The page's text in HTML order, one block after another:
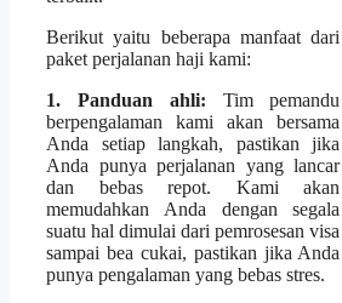
Berikut yaitu beberapa manfaat dari
paket perjalanan haji kami:
1. Panduan ahli: Tim pemandu
berpengalaman kami akan bersama
Anda setiap langkah, pastikan jika
Anda punya perjalanan yang lancar
dan bebas repot. Kami akan
memudahkan Anda dengan segala
suatu hal dimulai dari pemrosesan visa
sampai bea cukai, pastikan jika Anda
punya pengalaman yang bebas stres.